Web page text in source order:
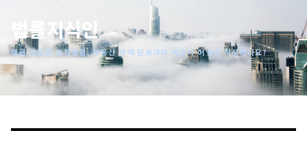
오시는 길
통합검색
기업 인사이트
사례분석/최신동향
법률지식인
법률지식인
채권 가압류 보정명령, 부동산 가액·담보가치 계산서 어떻게 작성하나요?